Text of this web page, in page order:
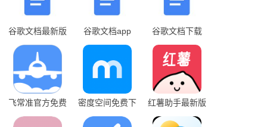
谷歌文档最新版 谷歌文档app 谷歌文档下载
飞常准官方免费
下载
密度空间免费下
载安装
红薯助手最新版